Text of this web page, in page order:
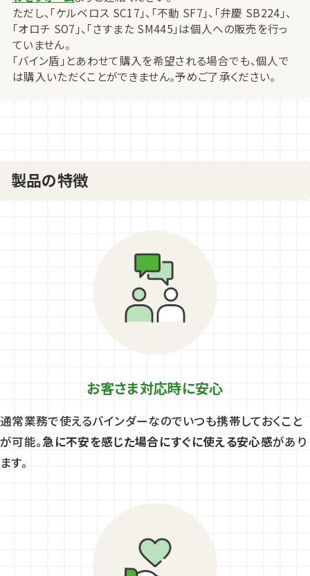
ただし、「ケルベロス SC17」、「不動 SF7」、「弁慶 SB224」、
「オロチ SO7」、「さすまた SM445」は個人への販売を行っ
ていません。
「バイン盾」とあわせて購入を希望される場合でも、個人で
は購入いただくことができません。予めご了承ください。
製品の特徴
お客さま対応時に安心
通常業務で使えるバインダーなのでいつも携帯しておくこと
が可能。急に不安を感じた場合にすぐに使える安心感があり
ます。